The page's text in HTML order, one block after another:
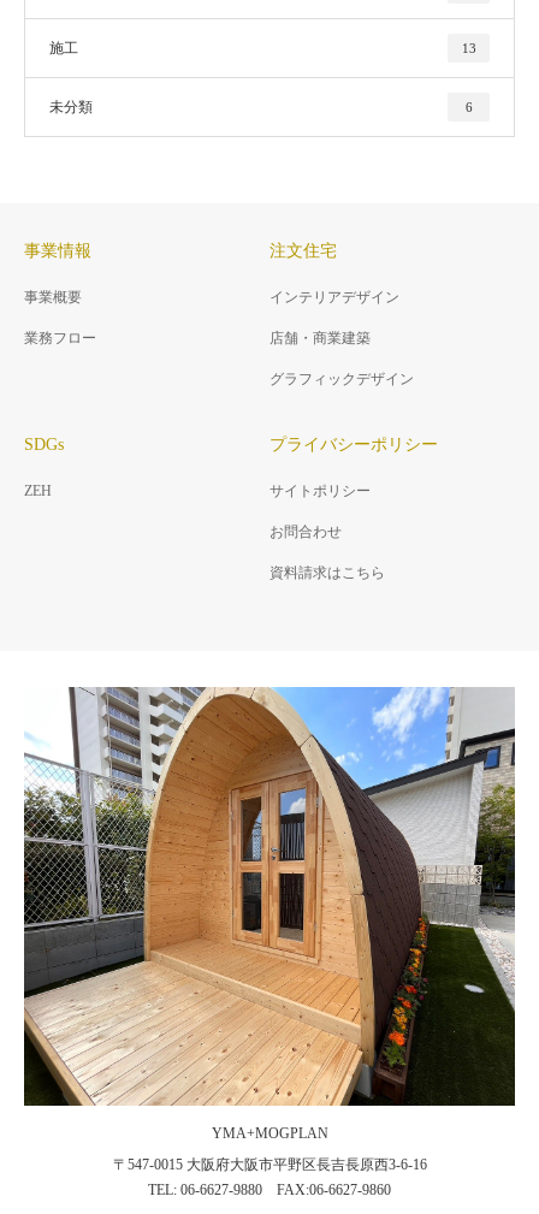
施工 13
未分類 6
事業情報
事業概要
業務フロー
注文住宅
インテリアデザイン
店舗・商業建築
グラフィックデザイン
SDGs
ZEH
プライバシーポリシー
サイトポリシー
お問合わせ
資料請求はこちら
YMA+MOGPLAN
〒547-0015 大阪府大阪市平野区長吉長原西3-6-16
TEL: 06-6627-9880 FAX:06-6627-9860